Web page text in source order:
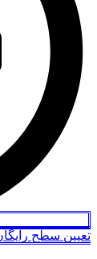
تعیین سطح رایگان